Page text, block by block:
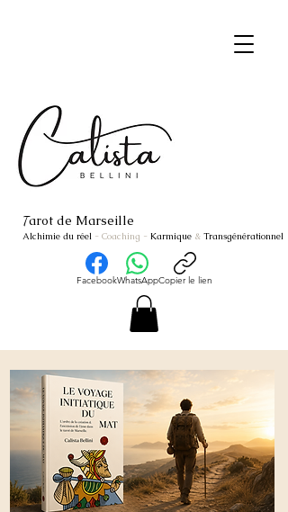
Tarot de Marseille
Alchimie du réel - Coaching - Karmique & Transgénérationnel
FacebookWhatsAppCopier le lien